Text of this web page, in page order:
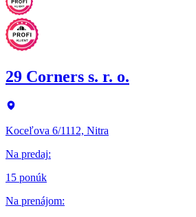
29 Corners s. r. o.
Koceľova 6/1112, Nitra
Na predaj:
15 ponúk
Na prenájom: